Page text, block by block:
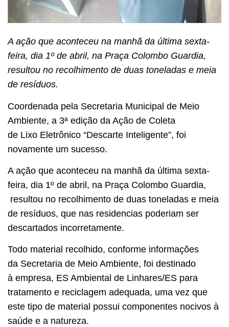
A ação que aconteceu na manhã da última sexta-
feira, dia 1º de abril, na Praça Colombo Guardia,
resultou no recolhimento de duas toneladas e meia
de resíduos.
Coordenada pela Secretaria Municipal de Meio
Ambiente, a 3ª edição da Ação de Coleta
de Lixo Eletrônico “Descarte Inteligente”, foi
novamente um sucesso.
A ação que aconteceu na manhã da última sexta-
feira, dia 1º de abril, na Praça Colombo Guardia,
resultou no recolhimento de duas toneladas e meia
de resíduos, que nas residencias poderiam ser
descartados incorretamente.
Todo material recolhido, conforme informações
da Secretaria de Meio Ambiente, foi destinado
à empresa, ES Ambiental de Linhares/ES para
tratamento e reciclagem adequada, uma vez que
este tipo de material possui componentes nocivos à
saúde e a natureza.